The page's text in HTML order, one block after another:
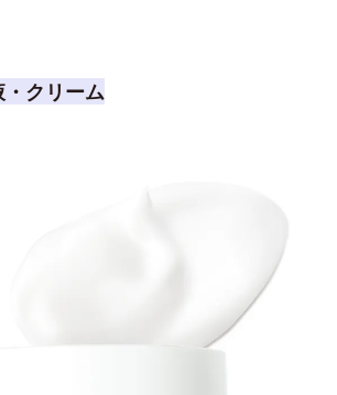
クリーム